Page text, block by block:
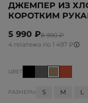
ДЖЕМПЕР ИЗ
КОРОТКИМ
5 990 ₽8 990 ₽
4 платежа по 1 497 ₽
ЦВЕТ
РАЗМЕРЫ S M L